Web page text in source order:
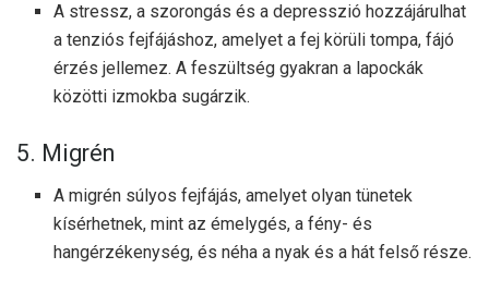
A stressz, a szorongás és a depresszió hozzájárulhat
a tenziós fejfájáshoz, amelyet a fej körüli tompa, fájó
érzés jellemez. A feszültség gyakran a lapockák
közötti izmokba sugárzik.
5. Migrén
A migrén súlyos fejfájás, amelyet olyan tünetek
kísérhetnek, mint az émelygés, a fény- és
hangérzékenység, és néha a nyak és a hát felső része.